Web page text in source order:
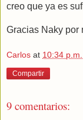
creo que ya es
Gracias Naky por
Carlos at 10:34 p.m.
Compartir
9 comentarios: